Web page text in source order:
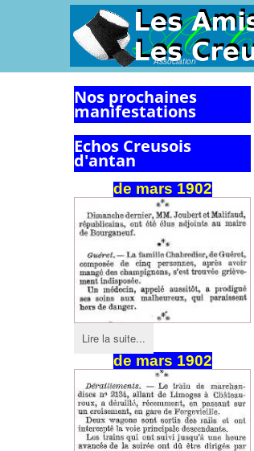
Association
Nos prochaines
manifestations
Echos Creusois
d'antan
de mars 1902
Lire la suite...
de mars 1902